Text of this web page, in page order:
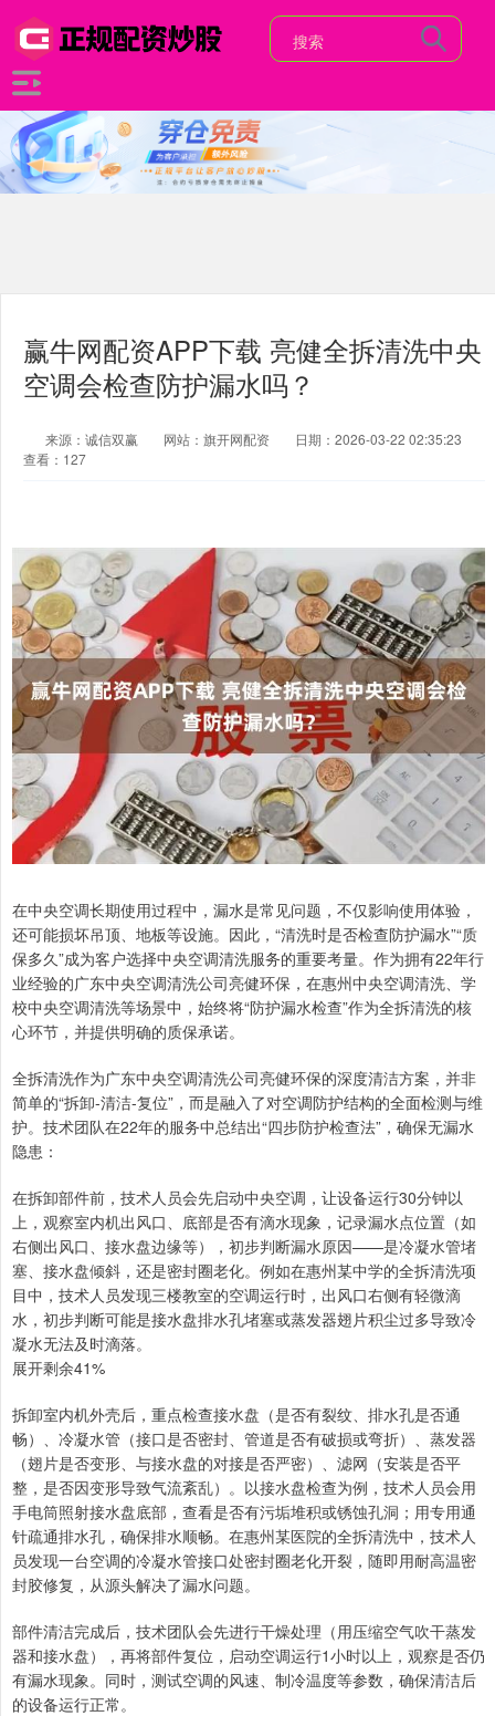
赢牛网配资APP下载 亮健全拆清洗中央
空调会检查防护漏水吗？
来源：诚信双赢 网站：旗开网配资
日期：2026-03-22 02:35:23
查看：127
在中央空调长期使用过程中，漏水是常见问题，不仅影响使用体验，
还可能损坏吊顶、地板等设施。因此，“清洗时是否检查防护漏水”“质
保多久”成为客户选择中央空调清洗服务的重要考量。作为拥有22年行
业经验的广东中央空调清洗公司亮健环保，在惠州中央空调清洗、学
校中央空调清洗等场景中，始终将“防护漏水检查”作为全拆清洗的核
心环节，并提供明确的质保承诺。
全拆清洗作为广东中央空调清洗公司亮健环保的深度清洁方案，并非
简单的“拆卸-清洁-复位”，而是融入了对空调防护结构的全面检测与维
护。技术团队在22年的服务中总结出“四步防护检查法”，确保无漏水
隐患：
在拆卸部件前，技术人员会先启动中央空调，让设备运行30分钟以
上，观察室内机出风口、底部是否有滴水现象，记录漏水点位置（如
右侧出风口、接水盘边缘等），初步判断漏水原因——是冷凝水管堵
塞、接水盘倾斜，还是密封圈老化。例如在惠州某中学的全拆清洗项
目中，技术人员发现三楼教室的空调运行时，出风口右侧有轻微滴
水，初步判断可能是接水盘排水孔堵塞或蒸发器翅片积尘过多导致冷
凝水无法及时滴落。
展开剩余41%
拆卸室内机外壳后，重点检查接水盘（是否有裂纹、排水孔是否通
畅）、冷凝水管（接口是否密封、管道是否有破损或弯折）、蒸发器
（翅片是否变形、与接水盘的对接是否严密）、滤网（安装是否平
整，是否因变形导致气流紊乱）。以接水盘检查为例，技术人员会用
手电筒照射接水盘底部，查看是否有污垢堆积或锈蚀孔洞；用专用通
针疏通排水孔，确保排水顺畅。在惠州某医院的全拆清洗中，技术人
员发现一台空调的冷凝水管接口处密封圈老化开裂，随即用耐高温密
封胶修复，从源头解决了漏水问题。
部件清洁完成后，技术团队会先进行干燥处理（用压缩空气吹干蒸发
器和接水盘），再将部件复位，启动空调运行1小时以上，观察是否仍
有漏水现象。同时，测试空调的风速、制冷温度等参数，确保清洁后
的设备运行正常。